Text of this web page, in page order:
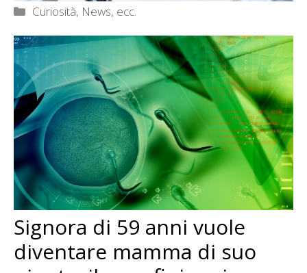
Categorie
Curiosità, News, ecc.
Signora di 59 anni vuole
diventare mamma di suo